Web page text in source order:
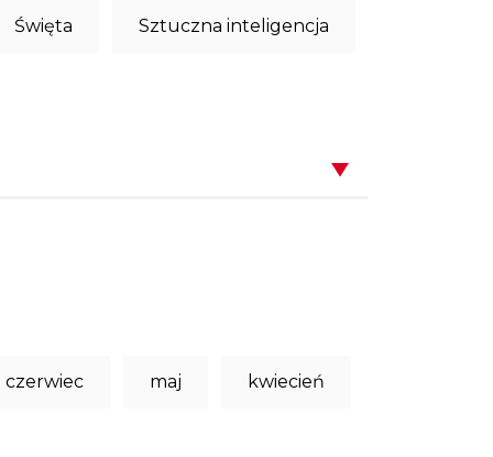
Święta Sztuczna inteligencja
czerwiec maj kwiecień